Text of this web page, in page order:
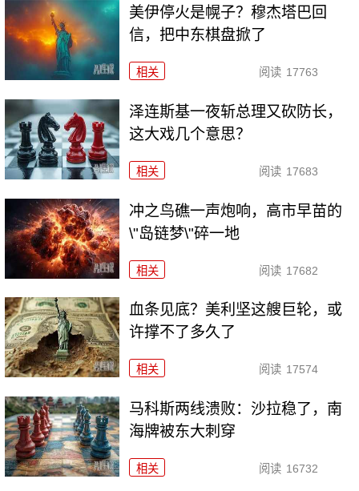
美伊停火是幌子？穆杰塔巴回
信，把中东棋盘掀了
相关 阅读 17763
泽连斯基一夜斩总理又砍防长，
这大戏几个意思？
相关 阅读 17683
冲之鸟礁一声炮响，高市早苗的
\"岛链梦\"碎一地
相关 阅读 17682
血条见底？美利坚这艘巨轮，或
许撑不了多久了
相关 阅读 17574
马科斯两线溃败：沙拉稳了，南
海牌被东大刺穿
相关 阅读 16732